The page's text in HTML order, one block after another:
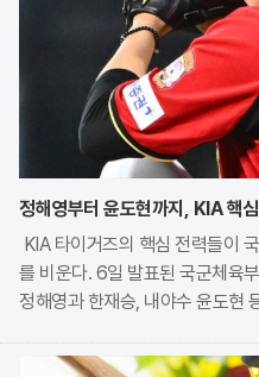
정해영부터 윤도현까지, KIA 핵
KIA 타이거즈의 핵심 전력들이
를 비운다. 6일 발표된 국군체육
정해영과 한재승, 내야수 윤도현
을 보였으나, 최종적으로 구단과